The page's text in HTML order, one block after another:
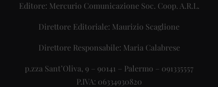
Editore: Mercurio Comunicazione Soc. Coop. A.R.L.
Direttore Editoriale: Maurizio Scaglione
Direttore Responsabile: Maria Calabrese
p.zza Sant’Oliva, 9 – 90141 – Palermo – 091335557
P.IVA: 06334930820